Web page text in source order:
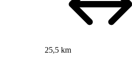
25,5 km